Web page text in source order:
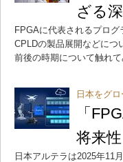
ざる
FPGAに代表されるプロ
CPLDの製品展開などにつ
前後の時期について触れて
日本をグ
「
将来性
日本アルテラは2025年11